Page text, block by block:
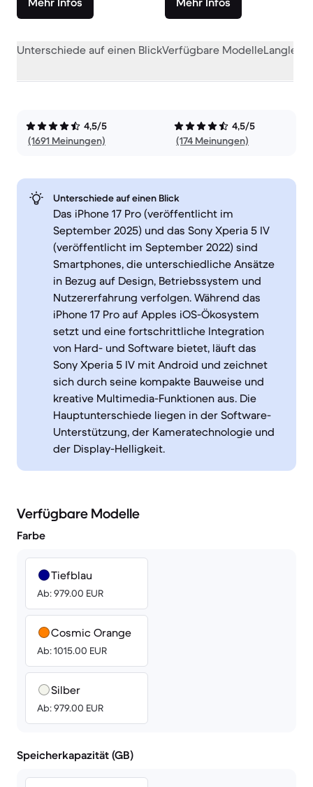
Unterschiede auf einen BlickVerfügbare Modelle
4,5/5
(1691 Meinungen)
4,5/5
(174 Meinungen)
Unterschiede auf einen Blick
Das iPhone 17 Pro (veröffentlicht im
September 2025) und das Sony Xperia 5 IV
(veröffentlicht im September 2022) sind
Smartphones, die unterschiedliche Ansätze
in Bezug auf Design, Betriebssystem und
Nutzererfahrung verfolgen. Während das
iPhone 17 Pro auf Apples iOS-Ökosystem
setzt und eine fortschrittliche Integration
von Hard- und Software bietet, läuft das
Sony Xperia 5 IV mit Android und zeichnet
sich durch seine kompakte Bauweise und
kreative Multimedia-Funktionen aus. Die
Hauptunterschiede liegen in der Software-
Unterstützung, der Kameratechnologie und
der Display-Helligkeit.
Verfügbare Modelle
Farbe
Tiefblau
Ab: 979.00 EUR
Cosmic Orange
Ab: 1015.00 EUR
Silber
Ab: 979.00 EUR
Speicherkapazität (GB)